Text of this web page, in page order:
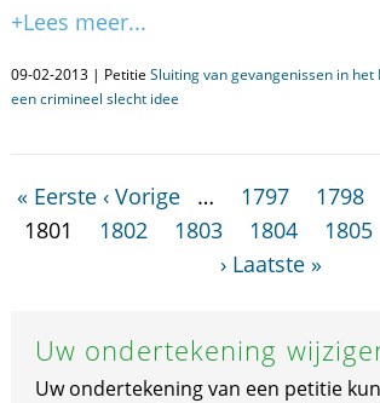
+Lees meer...
09-02-2013 | Petitie Sluiting van gevangenissen in het
een crimineel slecht idee
« Eerste ‹ Vorige … 1797 1798
1801
1802 1803 1804 1805
› Laatste »
Uw ondertekening
Uw ondertekening van een petitie